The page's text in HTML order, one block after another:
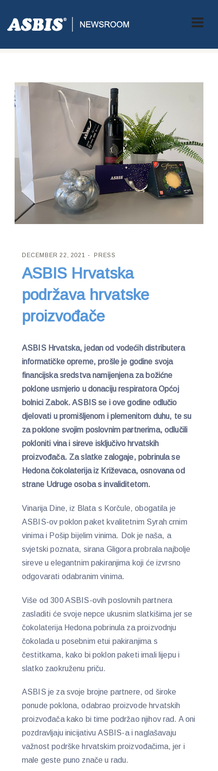
ASBIS CROATIA PRESS> ASBIS HRVATSKA PODRŽAVA
HRVATSKE PROIZVOĐAČE
DECEMBER 22, 2021 PRESS
ASBIS Hrvatska
podržava hrvatske
proizvođače
ASBIS Hrvatska, jedan od vodećih distributera
informatičke opreme, prošle je godine svoja
financijska sredstva namijenjena za božićne
poklone usmjerio u donaciju respiratora Općoj
bolnici Zabok. ASBIS se i ove godine odlučio
djelovati u promišljenom i plemenitom duhu, te su
za poklone svojim poslovnim partnerima, odlučili
pokloniti vina i sireve isključivo hrvatskih
proizvođača. Za slatke zalogaje, pobrinula se
Hedona čokolaterija iz Križevaca, osnovana od
strane Udruge osoba s invaliditetom.
Vinarija Dine, iz Blata s Korčule, obogatila je
ASBIS-ov poklon paket kvalitetnim Syrah crnim
vinima i Pošip bijelim vinima. Dok je naša, a
svjetski poznata, sirana Gligora probrala najbolje
sireve u elegantnim pakiranjima koji će izvrsno
odgovarati odabranim vinima.
Više od 300 ASBIS-ovih poslovnih partnera
zasladiti će svoje nepce ukusnim slatkišima jer se
čokolaterija Hedona pobrinula za proizvodnju
čokolada u posebnim etui pakiranjima s
čestitkama, kako bi poklon paketi imali lijepu i
slatko zaokruženu priču.
ASBIS je za svoje brojne partnere, od široke
ponude poklona, odabrao proizvode hrvatskih
proizvođača kako bi time podržao njihov rad. A oni
pozdravljaju inicijativu ASBIS-a i naglašavaju
važnost podrške hrvatskim proizvođačima, jer i
male geste puno znače u radu.